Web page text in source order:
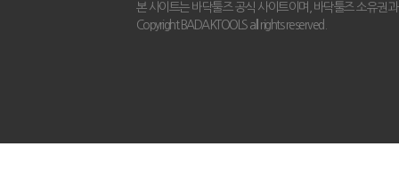
본 사이트는 바닥툴즈 공식 사이트이며, 바닥툴즈 소유권
Copyright BADAKTOOLS all rights reserved.